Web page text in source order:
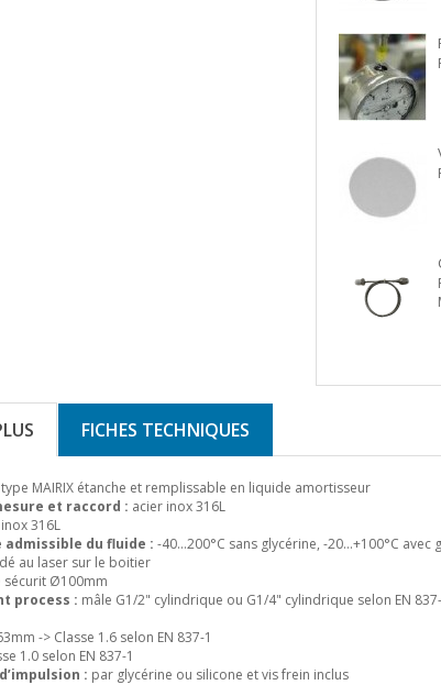
FICHES TECHNIQUES
type MAIRIX étanche et remplissable en liquide amortisseur
et raccord : acier inox 316L
316L
du fluide : -40…200°C sans glycérine, -20…+100°C avec
au laser sur le boitier
sécurit Ø100mm
process : mâle G1/2" cylindrique ou G1/4" cylindrique selon EN
-> Classe 1.6 selon EN 837-1
1.0 selon EN 837-1
: par glycérine ou silicone et vis frein inclus